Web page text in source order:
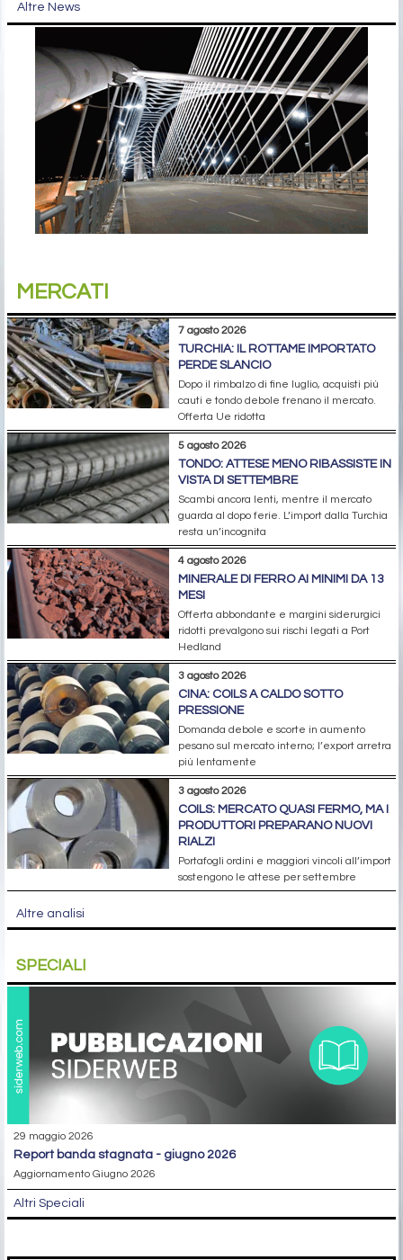
Altre News
MERCATI
7 agosto 2026
TURCHIA: IL ROTTAME IMPORTATO
PERDE SLANCIO
Dopo il rimbalzo di fine luglio, acquisti più
cauti e tondo debole frenano il mercato.
Offerta Ue ridotta
5 agosto 2026
TONDO: ATTESE MENO RIBASSISTE IN
VISTA DI SETTEMBRE
Scambi ancora lenti, mentre il mercato
guarda al dopo ferie. L’import dalla Turchia
resta un’incognita
4 agosto 2026
MINERALE DI FERRO AI MINIMI DA 13
MESI
Offerta abbondante e margini siderurgici
ridotti prevalgono sui rischi legati a Port
Hedland
3 agosto 2026
CINA: COILS A CALDO SOTTO
PRESSIONE
Domanda debole e scorte in aumento
pesano sul mercato interno; l’export arretra
più lentamente
3 agosto 2026
COILS: MERCATO QUASI FERMO, MA I
PRODUTTORI PREPARANO NUOVI
RIALZI
Portafogli ordini e maggiori vincoli all’import
sostengono le attese per settembre
Altre analisi
SPECIALI
29 maggio 2026
report banda stagnata - giugno 2026
Aggiornamento Giugno 2026
Altri Speciali